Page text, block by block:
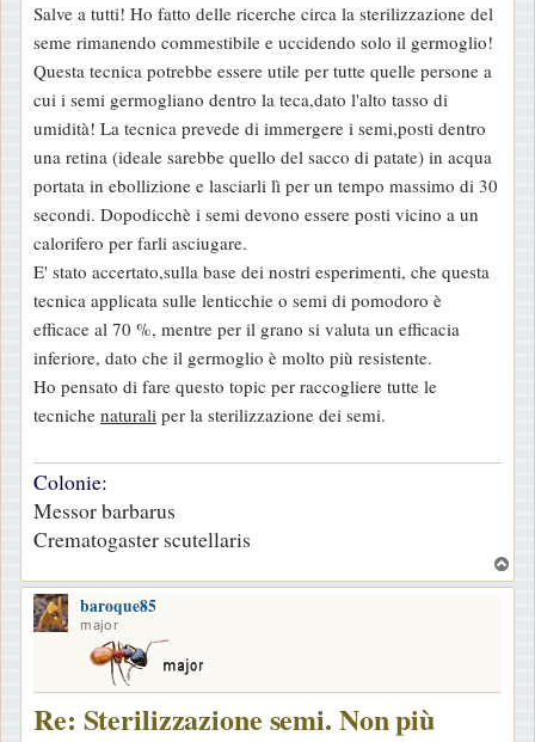
s
s
a
g
g
i
o
Salve a tutti! Ho fatto delle ricerche circa la sterilizzazione del
seme rimanendo commestibile e uccidendo solo il germoglio!
Questa tecnica potrebbe essere utile per tutte quelle persone a
cui i semi germogliano dentro la teca,dato l'alto tasso di
umidità! La tecnica prevede di immergere i semi,posti dentro
una retina (ideale sarebbe quello del sacco di patate) in acqua
portata in ebollizione e lasciarli lì per un tempo massimo di 30
secondi. Dopodicchè i semi devono essere posti vicino a un
calorifero per farli asciugare.
E' stato accertato,sulla base dei nostri esperimenti, che questa
tecnica applicata sulle lenticchie o semi di pomodoro è
efficace al 70 %, mentre per il grano si valuta un efficacia
inferiore, dato che il germoglio è molto più resistente.
Ho pensato di fare questo topic per raccogliere tutte le
tecniche naturali per la sterilizzazione dei semi.
Colonie:
Messor barbarus
Crematogaster scutellaris
o
baroque85
major
Re: Sterilizzazione semi. Non più